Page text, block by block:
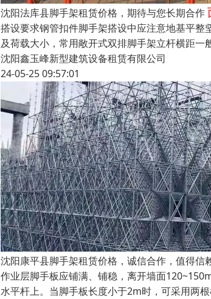
沈阳法库县脚手架租赁价格，期待与您长期合作
搭设要求钢管扣件脚手架搭设中应注意地基平
及荷载大小，常用敞开式双排脚手架立杆横距
沈阳鑫玉峰新型建筑设备租赁有限公司
24-05-25 09:57:01
沈阳康平县脚手架租赁价格，诚信合作，值得信
作业层脚手板应铺满、铺稳，离开墙面
水平杆上。当脚手板长度小于2m时，可采用两